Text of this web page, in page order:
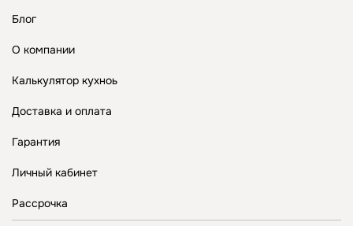
Блог
О компании
Калькулятор кухноь
Доставка и оплата
Гарантия
Личный кабинет
Рассрочка